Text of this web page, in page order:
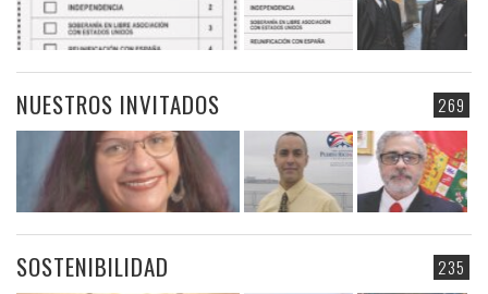
269
NUESTROS INVITADOS
235
SOSTENIBILIDAD